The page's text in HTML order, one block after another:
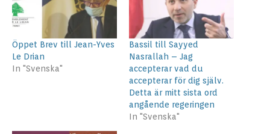
Öppet Brev till Jean-Yves
Le Drian
In "Svenska"
Bassil till Sayyed
Nasrallah – Jag
accepterar vad du
accepterar för dig själv.
Detta är mitt sista ord
angående regeringen
In "Svenska"